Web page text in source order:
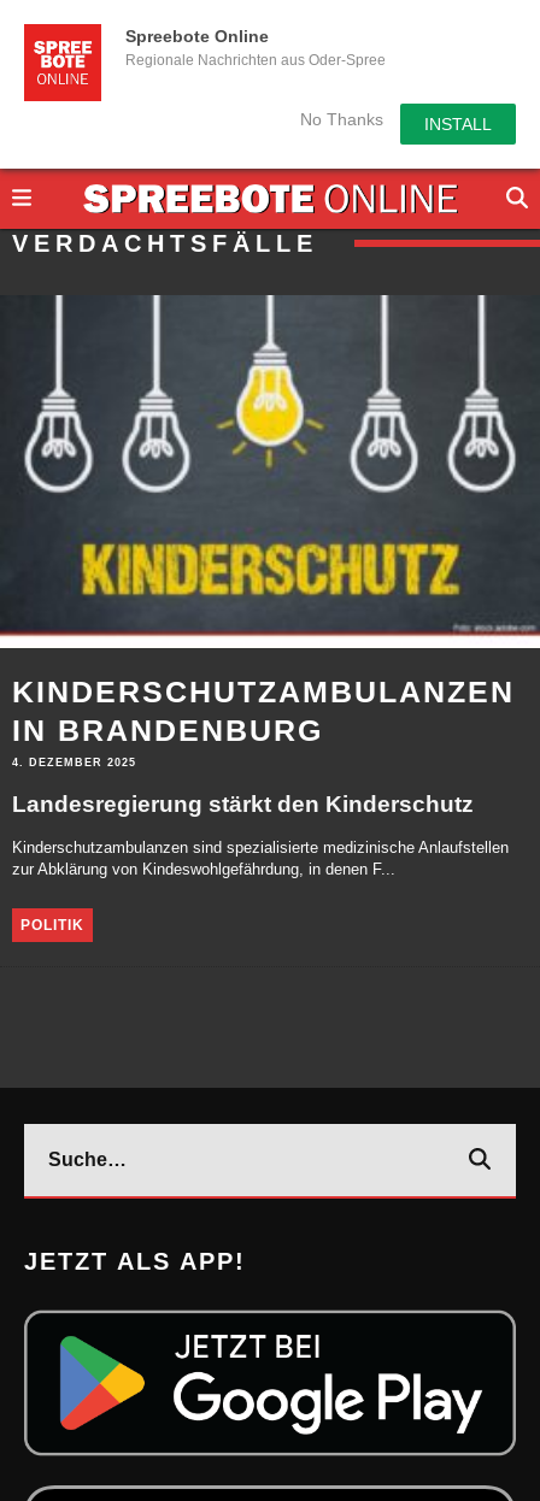
Spreebote Online
Regionale Nachrichten aus Oder-Spree
No Thanks INSTALL
VERDACHTSFÄLLE
KINDERSCHUTZAMBULANZEN
IN BRANDENBURG
4. DEZEMBER 2025
Landesregierung stärkt den Kinderschutz
Kinderschutzambulanzen sind spezialisierte medizinische Anlaufstellen
zur Abklärung von Kindeswohlgefährdung, in denen F...
POLITIK
JETZT ALS APP!